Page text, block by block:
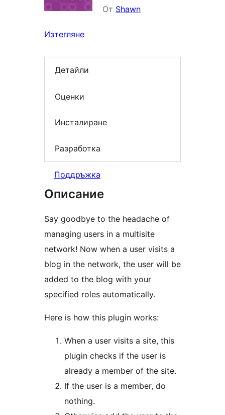
От Shawn
Изтегляне
Детайли
Оценки
Инсталиране
Разработка
Поддръжка
Описание
Say goodbye to the headache of
managing users in a multisite
network! Now when a user visits a
blog in the network, the user will be
added to the blog with your
specified roles automatically.
Here is how this plugin works:
When a user visits a site, this
plugin checks if the user is
already a member of the site.
If the user is a member, do
nothing.